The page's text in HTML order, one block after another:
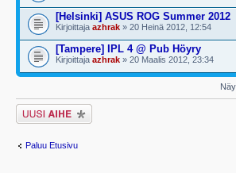
[Helsinki] ASUS ROG Summer 2012
Kirjoittaja azhrak » 20 Heinä 2012, 12:54
[Tampere] IPL 4 @ Pub Höyry
Kirjoittaja azhrak » 20 Maalis 2012, 23:34
Lähetä uusi viesti
Paluu Etusivu